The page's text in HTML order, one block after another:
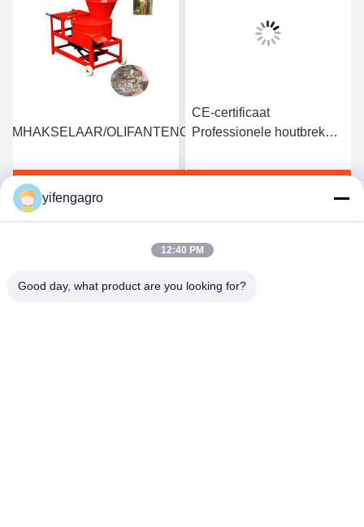
OLIFANTENGRASSNIJDER
CE-certificaat
Professionele houtbrekers
Shredder Tree Branch
yifengagro
12:40 PM
Good day, what product are you looking for?